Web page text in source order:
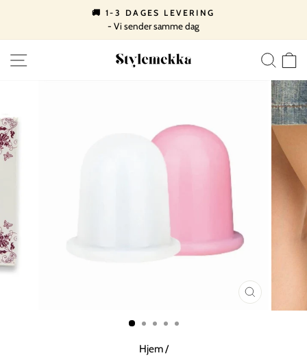
indhold
Pause
🚚 1-3 DAGES LEVERING
- Vi sender samme dag
SIDE NAVIGATION
LUK
MODUL
Hjem/